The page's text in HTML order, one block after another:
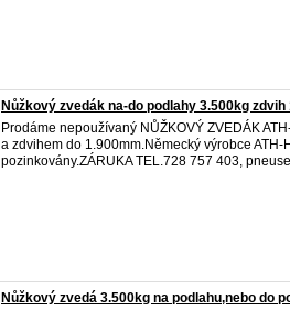
Nůžkový zvedák na-do podlahy 3.500kg zdvih
Prodáme nepoužívaný NŮŽKOVÝ ZVEDÁK
a zdvihem do 1.900mm.Německý výrobce ATH-
pozinkovány.ZÁRUKA TEL.728 757 403,
Nůžkový zvedá 3.500kg na podlahu,nebo do